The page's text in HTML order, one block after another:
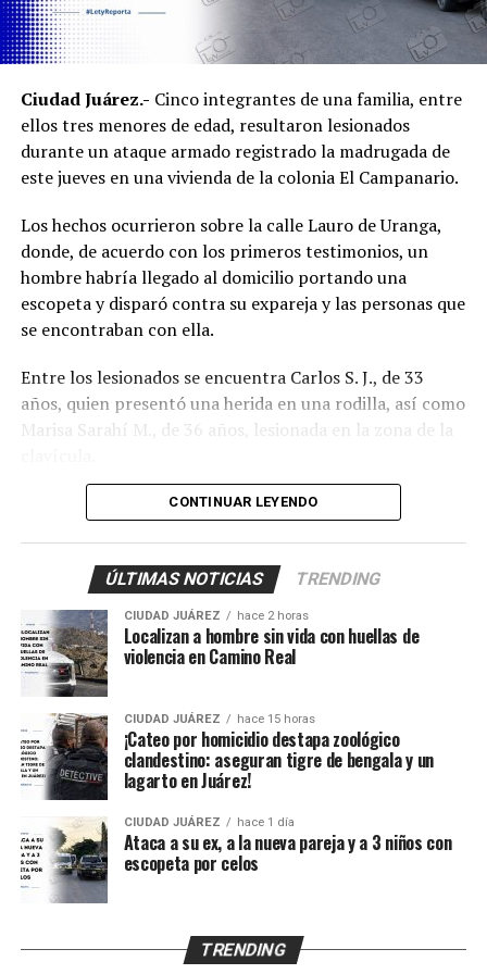
silvestre.
Público mientras continúan las investigaciones para
esclarecer el homicidio y determinar la posible
participación de más personas.
Ciudad Juárez.- Cinco integrantes de una familia, entre
ellos tres menores de edad, resultaron lesionados
durante un ataque armado registrado la madrugada de
este jueves en una vivienda de la colonia El Campanario.
Los hechos ocurrieron sobre la calle Lauro de Uranga,
donde, de acuerdo con los primeros testimonios, un
hombre habría llegado al domicilio portando una
escopeta y disparó contra su expareja y las personas que
se encontraban con ella.
Entre los lesionados se encuentra Carlos S. J., de 33
años, quien presentó una herida en una rodilla, así como
Marisa Sarahí M., de 36 años, lesionada en la zona de la
También fueron atendidos Damián, de 14 años; Ana, de
El probable responsable fue identificado como Abraham
B., de 38 años, expareja de la mujer y presunto padre de
los menores, de acuerdo con información
proporcionada por un mando policiaco.
Agentes ministeriales acudieron al lugar para procesar
la escena, recabar evidencias e iniciar la búsqueda del
presunto agresor, quien hasta el momento no ha sido
detenido.
CONTINUAR LEYENDO
ÚLTIMAS NOTICIAS TRENDING
CIUDAD JUÁREZ hace 2 horas
Localizan a hombre sin vida con huellas de
violencia en Camino Real
CIUDAD JUÁREZ hace 15 horas
¡Cateo por homicidio destapa zoológico
clandestino: aseguran tigre de bengala y un
lagarto en Juárez!
CIUDAD JUÁREZ hace 1 día
Ataca a su ex, a la nueva pareja y a 3 niños con
escopeta por celos
TRENDING